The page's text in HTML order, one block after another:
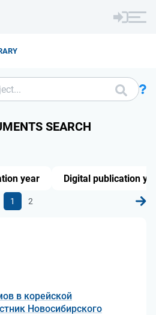
SEARCH
1 2
в корейской
Новосибирского
year Digital publication